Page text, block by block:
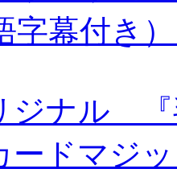
字幕付き
ジナル 『
ードマジ